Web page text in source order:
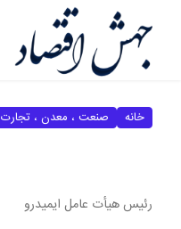
خانه صنعت ، معدن ، تجارت
رئیس هیأت عامل ایمیدرو